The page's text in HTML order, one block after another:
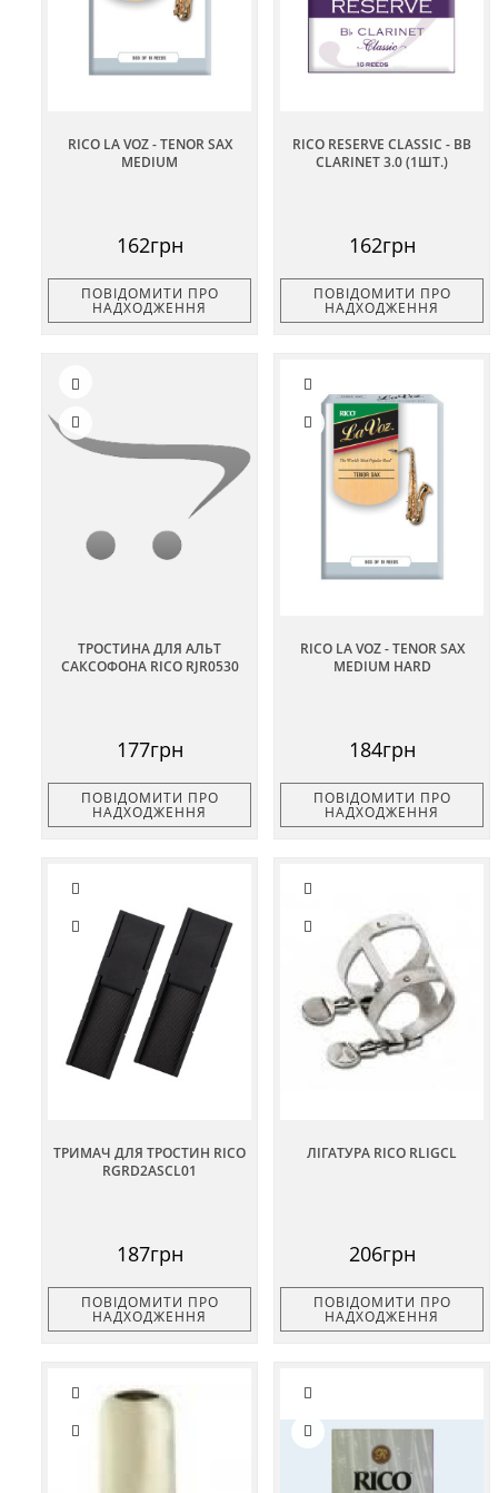
RICO LA VOZ - TENOR SAX
MEDIUM
162грн
ПОВІДОМИТИ ПРО
НАДХОДЖЕННЯ
RICO RESERVE CLASSIC - BB
CLARINET 3.0 (1ШТ.)
162грн
ПОВІДОМИТИ ПРО
НАДХОДЖЕННЯ
ТРОСТИНА ДЛЯ АЛЬТ
САКСОФОНА RICO RJR0530
177грн
ПОВІДОМИТИ ПРО
НАДХОДЖЕННЯ
RICO LA VOZ - TENOR SAX
MEDIUM HARD
184грн
ПОВІДОМИТИ ПРО
НАДХОДЖЕННЯ
ТРИМАЧ ДЛЯ ТРОСТИН RICO
RGRD2ASCL01
187грн
ПОВІДОМИТИ ПРО
НАДХОДЖЕННЯ
ЛІГАТУРА RICO RLIGCL
206грн
ПОВІДОМИТИ ПРО
НАДХОДЖЕННЯ